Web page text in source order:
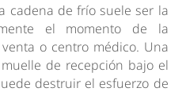
cadena de frío suele ser la
el momento de la
o centro médico. Una
de recepción bajo el
destruir el esfuerzo de